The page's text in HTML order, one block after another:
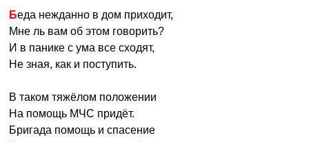
Беда нежданно в дом приходит,
Мне ль вам об этом говорить?
И в панике с ума все сходят,
Не зная, как и поступить.
В таком тяжёлом положении
На помощь МЧС придёт.
Бригада помощь и спасение